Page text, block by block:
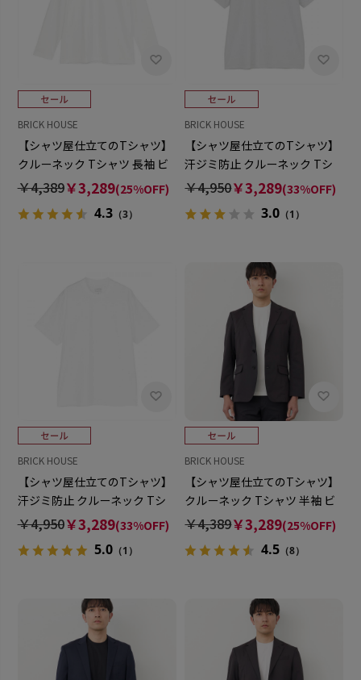
BRICK HOUSE
【シャツ屋仕立てのTシャツ】
クルーネック Tシャツ 長袖 ビ
ジネス オフィスカジュアル
￥4,389￥3,289(25%OFF)
4.3（3）
BRICK HOUSE
【シャツ屋仕立てのTシャツ】
汗ジミ防止 クルーネック Tシ
ャツ 半袖 ビジネス オフィスカ
ジュアル
￥4,950￥3,289(33%OFF)
3.0 （1）
BRICK HOUSE
【シャツ屋仕立てのTシャツ】
汗ジミ防止 クルーネック Tシ
ャツ 半袖 ビジネス オフィスカ
￥4,950￥3,289(33%OFF)
5.0（1）
BRICK HOUSE
【シャツ屋仕立てのTシャツ】
クルーネック Tシャツ 半袖 ビ
ジネス オフィスカジュアル
￥4,389￥3,289(25%OFF)
4.5 （8）